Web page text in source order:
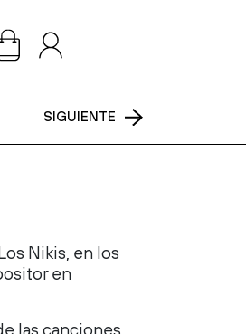
SIGUIENTE
Nikis, en los
en
las canciones